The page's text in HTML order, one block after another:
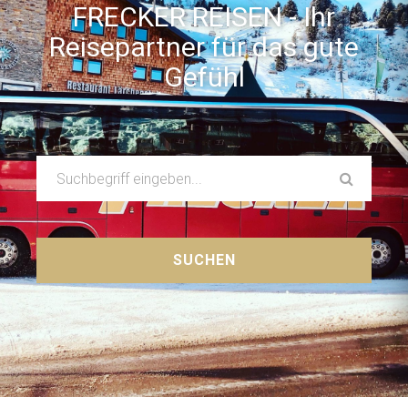
FRECKER REISEN - Ihr
Reisepartner für das gute
Gefühl